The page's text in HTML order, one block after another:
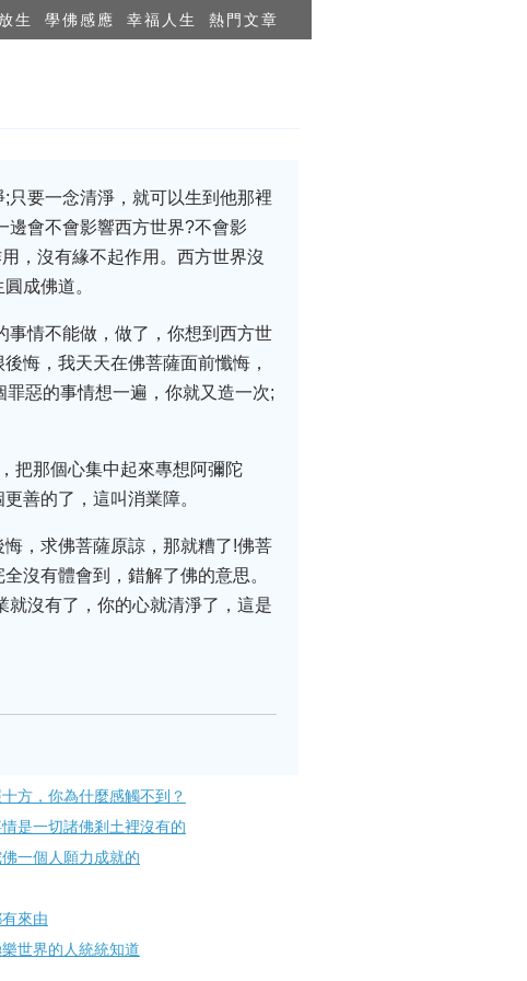
生 學佛感應 幸福人生 熱門文章
只要一念清淨，就可以生到他那裡
邊會不會影響西方世界?不會影
，沒有緣不起作用。西方世界沒
成佛道。
事情不能做，做了，你想到西方世
悔，我天天在佛菩薩面前懺悔，
惡的事情想一遍，你就又造一次;
把那個心集中起來專想阿彌陀
善的了，這叫消業障。
，求佛菩薩原諒，那就糟了!佛菩
沒有體會到，錯解了佛的意思。
就沒有了，你的心就清淨了，這是
方，你為什麼感觸不到？
是一切諸佛剎土裡沒有的
一個人願力成就的
來由
世界的人統統知道